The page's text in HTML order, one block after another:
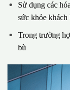
Sử dụng các
sức khỏe khách
Trong trường
bù